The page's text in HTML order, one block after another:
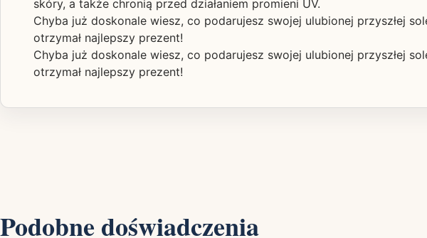
skóry, a także chronią przed działaniem promieni UV.
Chyba już doskonale wiesz, co podarujesz swojej ulubionej przyszłej
otrzymał najlepszy prezent!
Chyba już doskonale wiesz, co podarujesz swojej ulubionej przyszłej
otrzymał najlepszy prezent!
Podobne doświadczenia